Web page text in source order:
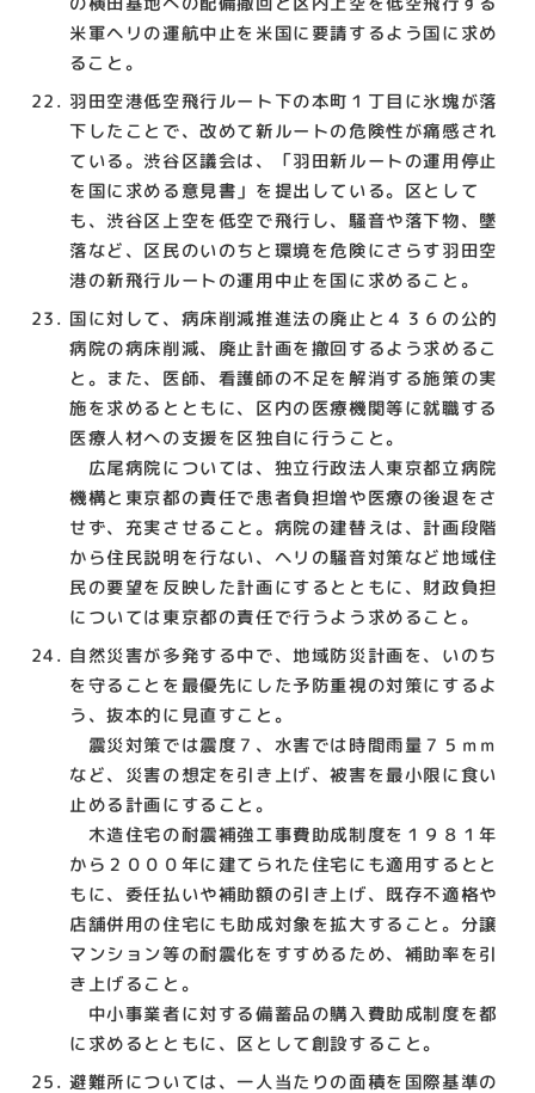
米軍ヘリの運航中止を米国に要請するよう国に求め
ること。
羽田空港低空飛行ルート下の本町１丁目に氷塊が落
下したことで、改めて新ルートの危険性が痛感され
ている。渋谷区議会は、「羽田新ルートの運用停止
を国に求める意見書」を提出している。区として
も、渋谷区上空を低空で飛行し、騒音や落下物、墜
落など、区民のいのちと環境を危険にさらす羽田空
港の新飛行ルートの運用中止を国に求めること。
国に対して、病床削減推進法の廃止と４３６の公的
病院の病床削減、廃止計画を撤回するよう求めるこ
と。また、医師、看護師の不足を解消する施策の実
施を求めるとともに、区内の医療機関等に就職する
医療人材への支援を区独自に行うこと。
広尾病院については、独立行政法人東京都立病院
機構と東京都の責任で患者負担増や医療の後退をさ
せず、充実させること。病院の建替えは、計画段階
から住民説明を行ない、ヘリの騒音対策など地域住
民の要望を反映した計画にするとともに、財政負担
については東京都の責任で行うよう求めること。
自然災害が多発する中で、地域防災計画を、いのち
を守ることを最優先にした予防重視の対策にするよ
う、抜本的に見直すこと。
震災対策では震度７、水害では時間雨量７５ｍｍ
など、災害の想定を引き上げ、被害を最小限に食い
止める計画にすること。
木造住宅の耐震補強工事費助成制度を１９８１年
から２０００年に建てられた住宅にも適用するとと
もに、委任払いや補助額の引き上げ、既存不適格や
店舗併用の住宅にも助成対象を拡大すること。分譲
マンション等の耐震化をすすめるため、補助率を引
き上げること。
中小事業者に対する備蓄品の購入費助成制度を都
に求めるとともに、区として創設すること。
避難所については、一人当たりの面積を国際基準の